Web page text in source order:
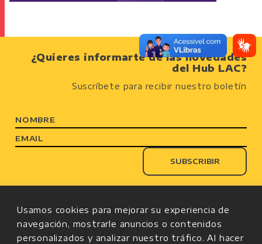
Usamos cookies para mejorar su experiencia de
navegación, mostrarle anuncios o contenidos
personalizados y analizar nuestro tráfico. Al hacer
¿Quieres informarte de las novedades
del Hub LAC?
Suscríbete para recibir nuestro boletín
NOMBRE
EMAIL
Por unatoma de decisiones informadapor
lamejor evidenciadisponible para
Latinoaméricay elCaribe